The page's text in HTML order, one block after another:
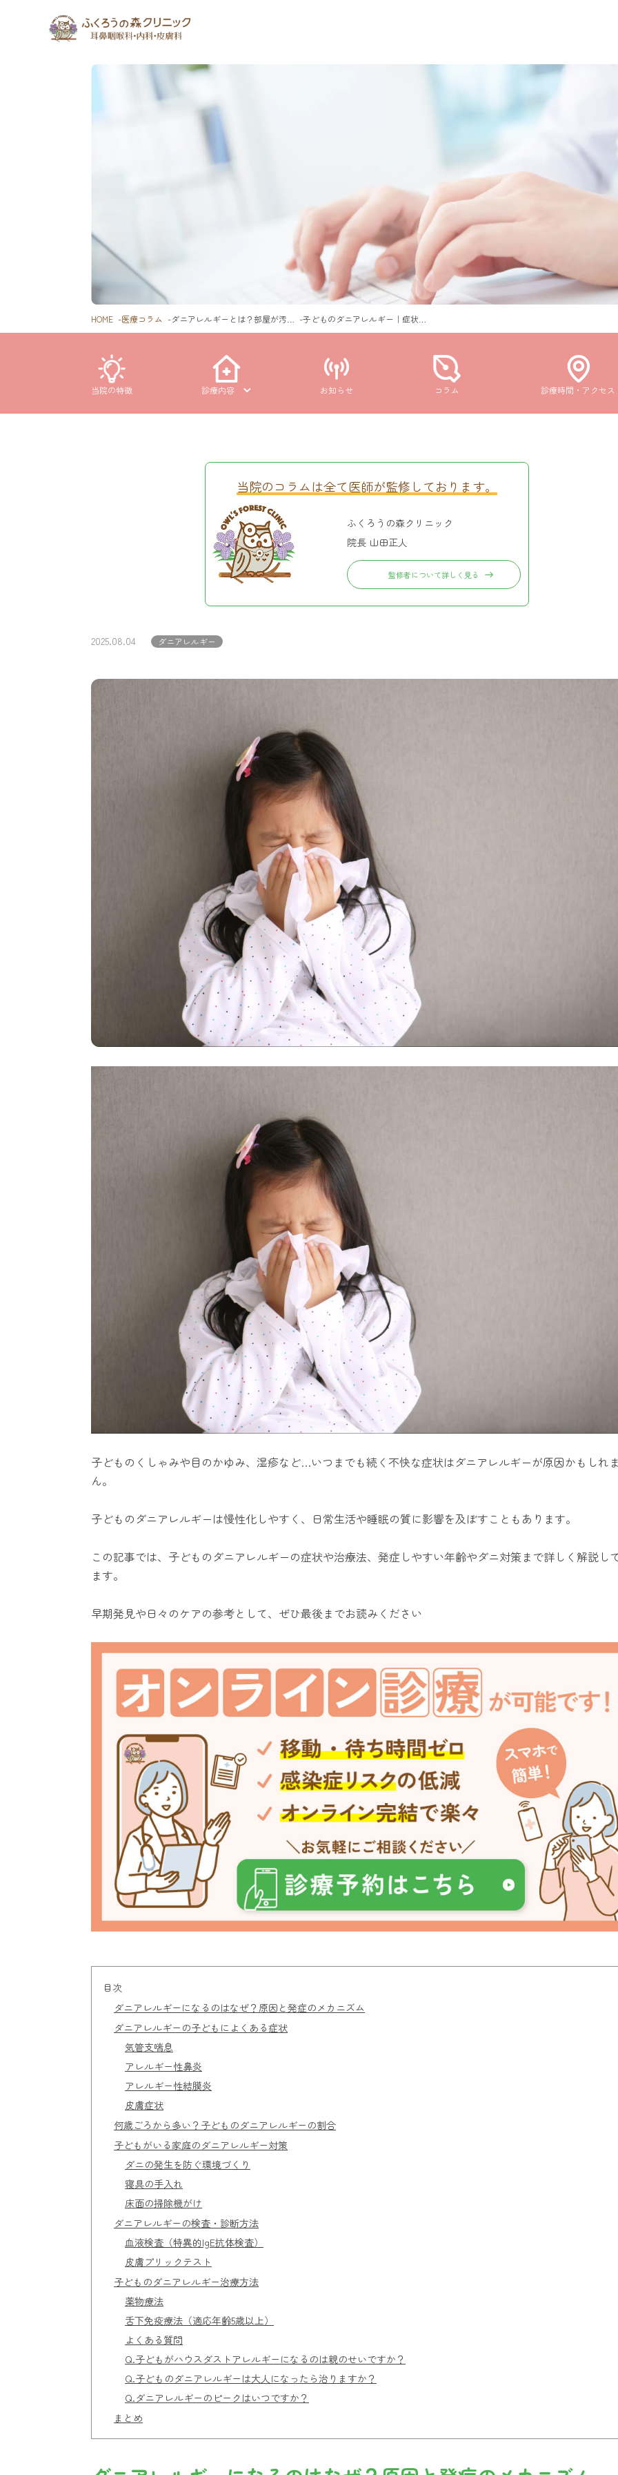
HOME 医療コラム ダニアレルギーとは？部屋が汚… 子どものダニアレルギー｜症状…
当院の特徴 診療内容 お知らせ コラム 診療時間・アクセス
当院のコラムは全て医師が監修しております。
ふくろうの森クリニック
院長 山田正人
監修者について詳しく見る
2025.08.04 ダニアレルギー
子どものくしゃみや目のかゆみ、湿疹など…いつまでも続く不快な症状はダニアレルギーが原因かもしれ
ん。
子どものダニアレルギーは慢性化しやすく、日常生活や睡眠の質に影響を及ぼすこともあります。
この記事では、子どものダニアレルギーの症状や治療法、発症しやすい年齢やダニ対策まで詳しく解説し
ます。
早期発見や日々のケアの参考として、ぜひ最後までお読みください
目次
ダニアレルギーになるのはなぜ？原因と発症のメカニズム
ダニアレルギーの子どもによくある症状
気管支喘息
アレルギー性鼻炎
アレルギー性結膜炎
皮膚症状
何歳ごろから多い？子どものダニアレルギーの割合
子どもがいる家庭のダニアレルギー対策
ダニの発生を防ぐ環境づくり
寝具の手入れ
床面の掃除機がけ
ダニアレルギーの検査・診断方法
血液検査（特異的IgE抗体検査）
皮膚プリックテスト
子どものダニアレルギー治療方法
薬物療法
舌下免疫療法（適応年齢5歳以上）
よくある質問
Q.子どもがハウスダストアレルギーになるのは親のせいですか？
Q.子どものダニアレルギーは大人になったら治りますか？
Q.ダニアレルギーのピークはいつですか？
まとめ